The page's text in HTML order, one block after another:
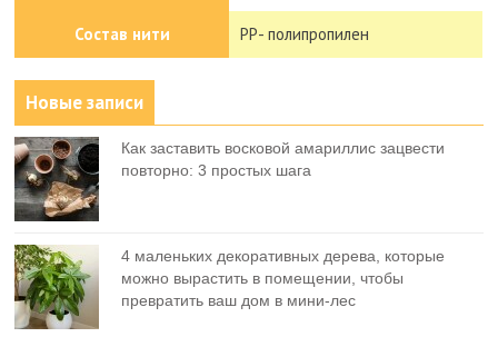
Состав нити PP- полипропилен
Новые записи
Как заставить восковой амариллис зацвести
повторно: 3 простых шага
4 маленьких декоративных дерева, которые
можно вырастить в помещении, чтобы
превратить ваш дом в мини-лес